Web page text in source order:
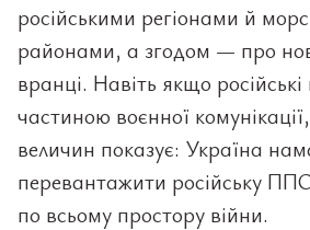
російськими регіонами й
районами, а згодом — про
вранці. Навіть якщо
частиною воєнної
величин показує: Україна
перевантажити російську
по всьому простору війни.